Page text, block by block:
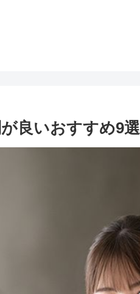
良いおすすめ9選